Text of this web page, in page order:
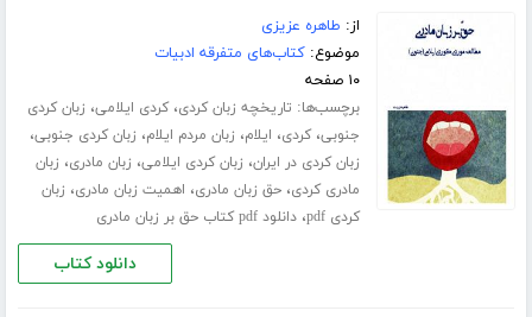
از: طاهره عزیزی
موضوع:کتاب‌های متفرقه ادبیات
۱۰ صفحه
برچسب‌ها: تاریخچه زبان کردی،کردی ایلامی، زبان کردی
جنوبی،کردی، ایلام، زبان مردم ایلام، زبان کردی جنوبی،
زبان کردی در ایران، زبان کردی ایلامی، زبان مادری، زبان
مادری کردی،حق زبان مادری، اهمیت زبان مادری، زبان
کردی pdf
،دانلود pdf کتاب حق بر زبان مادری
دانلود کتاب